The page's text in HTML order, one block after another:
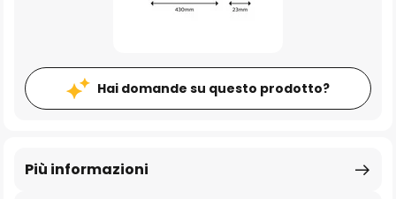
Hai domande su questo prodotto?
Più informazioni